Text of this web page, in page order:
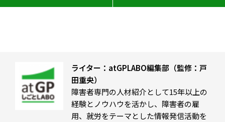
ライター：atGPLABO編集部（監修：戸
田重央）
障害者専門の人材紹介として15年以上の
経験とノウハウを活かし、障害者の雇
用、就労をテーマとした情報発信活動を